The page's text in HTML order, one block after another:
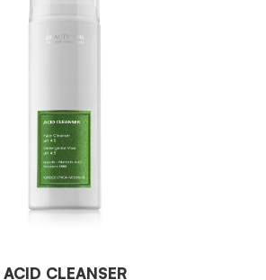
ACID CLEANSER